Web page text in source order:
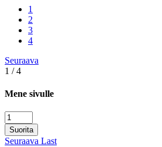
1
2
3
4
Seuraava
1 / 4
Mene sivulle
Suorita
Seuraava Last